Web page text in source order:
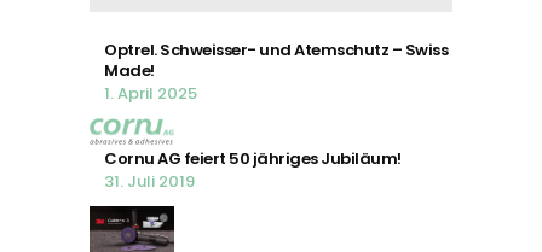
Optrel. Schweisser- und Atemschutz – Swiss
Made!
1. April 2025
Cornu AG feiert 50 jähriges Jubiläum!
31. Juli 2019